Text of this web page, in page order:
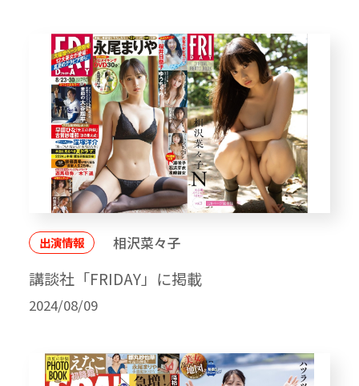
出演情報 相沢菜々子
講談社「FRIDAY」に掲載
2024/08/09